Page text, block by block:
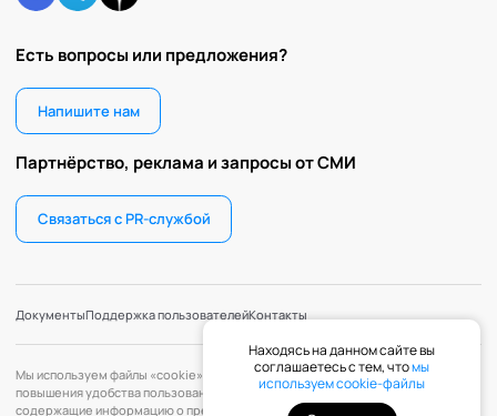
Есть вопросы или предложения?
Напишите нам
Партнёрство, реклама и запросы от СМИ
Связаться с PR-службой
ДокументыПоддержка пользователейКонтакты
Мы используем файлы «cookie» с целью персонализации сервисов и
повышения удобства пользования веб-сайтом. «Cookie» — файлы,
содержащие информацию о предыдущих посещениях веб-сайта. Если вы не
Находясь на данном сайте вы
соглашаетесь с тем, чтомы
используем cookie-файлы